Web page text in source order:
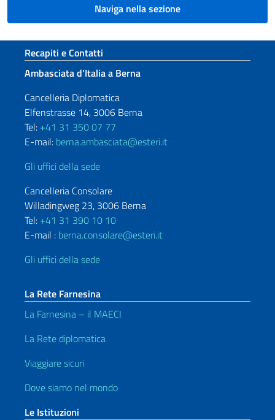
Naviga nella sezione
Sezione footer
Recapiti e Contatti
Ambasciata d’Italia a Berna
Cancelleria Diplomatica
Elfenstrasse 14, 3006 Berna
Tel: +41 31 350 07 77
E-mail: berna.ambasciata@esteri.it
Gli uffici della sede
Cancelleria Consolare
Willadingweg 23, 3006 Berna
Tel: +41 31 390 10 10
E-mail : berna.consolare@esteri.it
Gli uffici della sede
La Rete Farnesina
La Farnesina – il MAECI
La Rete diplomatica
Viaggiare sicuri
Dove siamo nel mondo
Le Istituzioni